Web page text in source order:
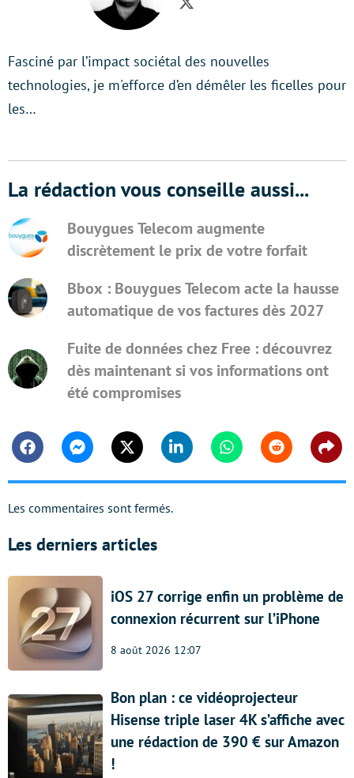
Twitter
Fasciné par l’impact sociétal des nouvelles
technologies, je m'efforce d’en démêler les ficelles pour
les…
La rédaction vous conseille aussi...
Bouygues Telecom augmente
discrètement le prix de votre forfait
Bbox : Bouygues Telecom acte la hausse
automatique de vos factures dès 2027
Fuite de données chez Free : découvrez
dès maintenant si vos informations ont
été compromises
FacebookMessengerTwitter Linkedin WhatsappReddit
Les commentaires sont fermés.
Les derniers articles
iOS 27 corrige enfin un problème de
connexion récurrent sur l’iPhone
8 août 2026 12:07
Bon plan : ce vidéoprojecteur
Hisense triple laser 4K s’affiche avec
une rédaction de 390 € sur Amazon
!